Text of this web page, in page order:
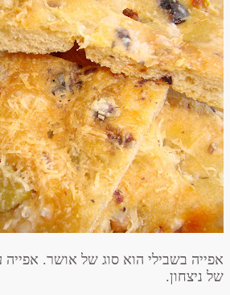
אפייה בשבילי הוא סוג של אושר.
של ניצחון.